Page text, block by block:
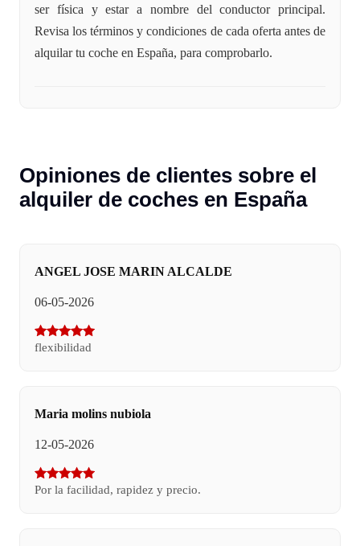
ser física y estar a nombre del conductor principal.
Revisa los términos y condiciones de cada oferta antes de
alquilar tu coche en España, para comprobarlo.
Opiniones de clientes sobre el
alquiler de coches en España
ANGEL JOSE MARIN ALCALDE
06-05-2026
flexibilidad
Maria molins nubiola
12-05-2026
Por la facilidad, rapidez y precio.